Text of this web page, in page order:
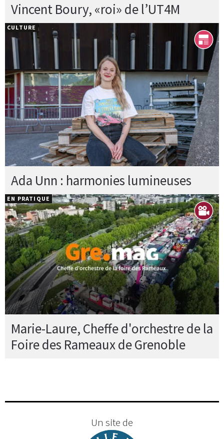
Vincent Boury, «roi» de l’UT4M
Ada Unn : harmonies lumineuses
CULTURE
Marie-Laure, Cheffe d'orchestre de la
Foire des Rameaux de Grenoble
EN PRATIQUE
Un site de